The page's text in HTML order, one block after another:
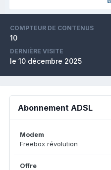
COMPTEUR DE CONTENUS
10
DERNIÈRE VISITE
le 10 décembre 2025
Abonnement ADSL
Modem
Freebox révolution
Offre